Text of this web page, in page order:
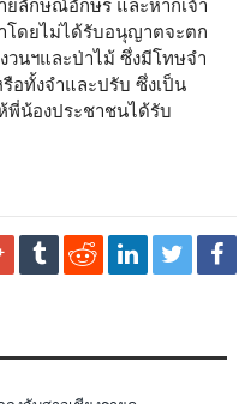
ยลักษณ์อักษร และหากเจ้า
โดยไม่ได้รับอนุญาตจะตก
นฯและป่าไม้ ซึ่งมีโทษจำ
อทั้งจำและปรับ ซึ่งเป็น
พี่น้องประชาชนได้รับ